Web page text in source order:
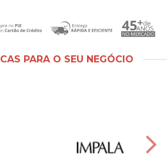
PARA O SEU NEGÓCIO